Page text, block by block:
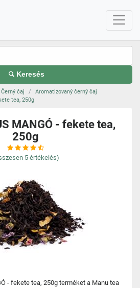
Keresés
Černý čaj
Aromatizovaný černý čaj
tea, 250g
MANGÓ - fekete tea,
250g
5 értékelés)
- fekete tea, 250g terméket a Manu tea